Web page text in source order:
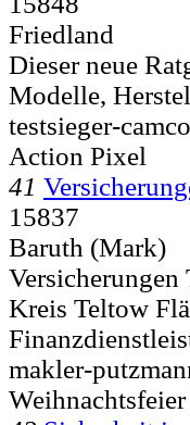
Friedland
Dieser neue
Modelle,
testsieger-
Action Pixel
41
15837
Baruth (Mark)
Kreis Teltow
makler-